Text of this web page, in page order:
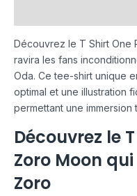
Découvrez le T Shirt One
ravira les fans
Oda. Ce tee-shirt unique
optimal et une illustration
permettant une
Découvrez le
Zoro Moon
Zoro